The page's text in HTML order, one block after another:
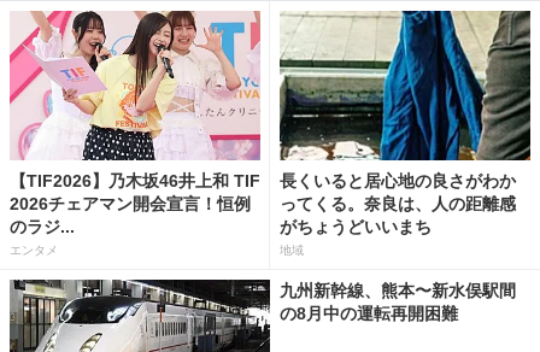
【TIF2026】乃木坂46井上和 TIF
2026チェアマン開会宣言！恒例
のラジ...
エンタメ
長くいると居心地の良さがわか
ってくる。奈良は、人の距離感
がちょうどいいまち
地域
九州新幹線、熊本〜新水俣駅間
の8月中の運転再開困難